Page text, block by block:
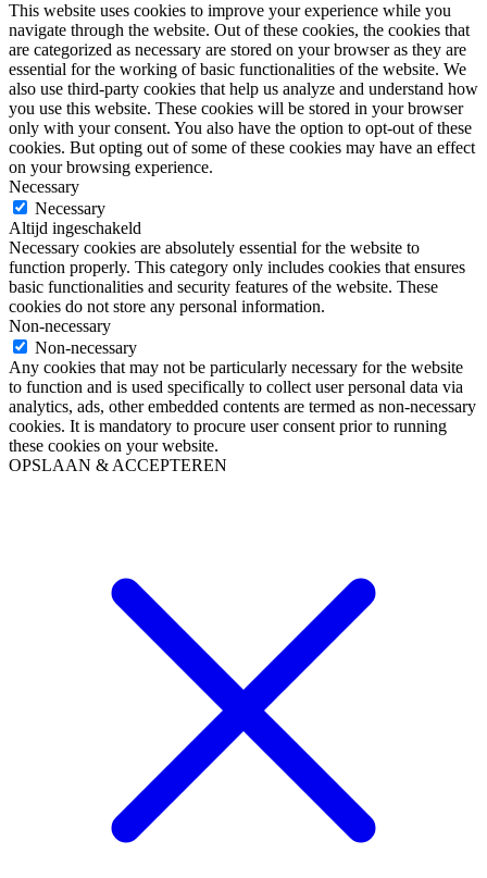
This website uses cookies to improve your experience while you
navigate through the website. Out of these cookies, the cookies that
are categorized as necessary are stored on your browser as they are
essential for the working of basic functionalities of the website. We
also use third-party cookies that help us analyze and understand how
you use this website. These cookies will be stored in your browser
only with your consent. You also have the option to opt-out of these
cookies. But opting out of some of these cookies may have an effect
on your browsing experience.
Necessary
Necessary
Altijd ingeschakeld
Necessary cookies are absolutely essential for the website to
function properly. This category only includes cookies that ensures
basic functionalities and security features of the website. These
cookies do not store any personal information.
Non-necessary
Non-necessary
Any cookies that may not be particularly necessary for the website
to function and is used specifically to collect user personal data via
analytics, ads, other embedded contents are termed as non-necessary
cookies. It is mandatory to procure user consent prior to running
these cookies on your website.
OPSLAAN & ACCEPTEREN